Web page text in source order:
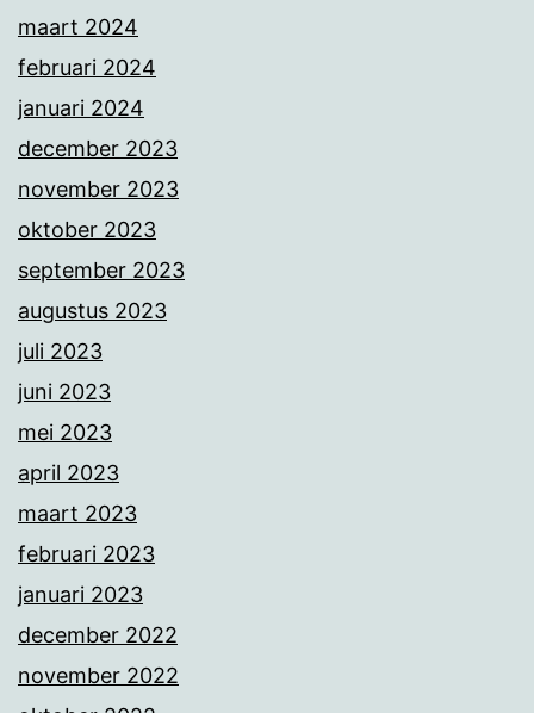
maart 2024
februari 2024
januari 2024
december 2023
november 2023
oktober 2023
september 2023
augustus 2023
juli 2023
juni 2023
mei 2023
april 2023
maart 2023
februari 2023
januari 2023
december 2022
november 2022